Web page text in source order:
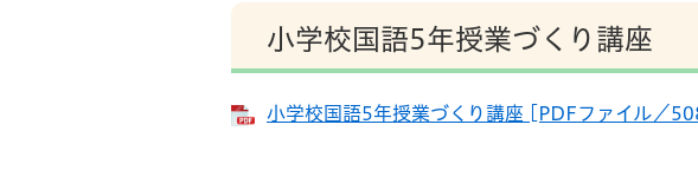
小学校国語5年授業づくり講座
小学校国語5年授業づくり講座 [PDFファイル／